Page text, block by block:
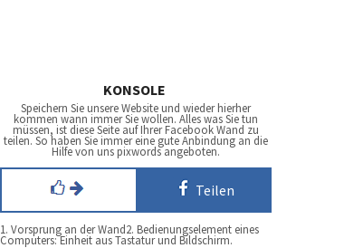
KONSOLE
Speichern Sie unsere Website und wieder hierher
kommen wann immer Sie wollen. Alles was Sie tun
müssen, ist diese Seite auf Ihrer Facebook Wand zu
teilen. So haben Sie immer eine gute Anbindung an die
Hilfe von uns pixwords angeboten.
Teilen
1. Vorsprung an der Wand2. Bedienungselement eines
Computers: Einheit aus Tastatur und Bildschirm.